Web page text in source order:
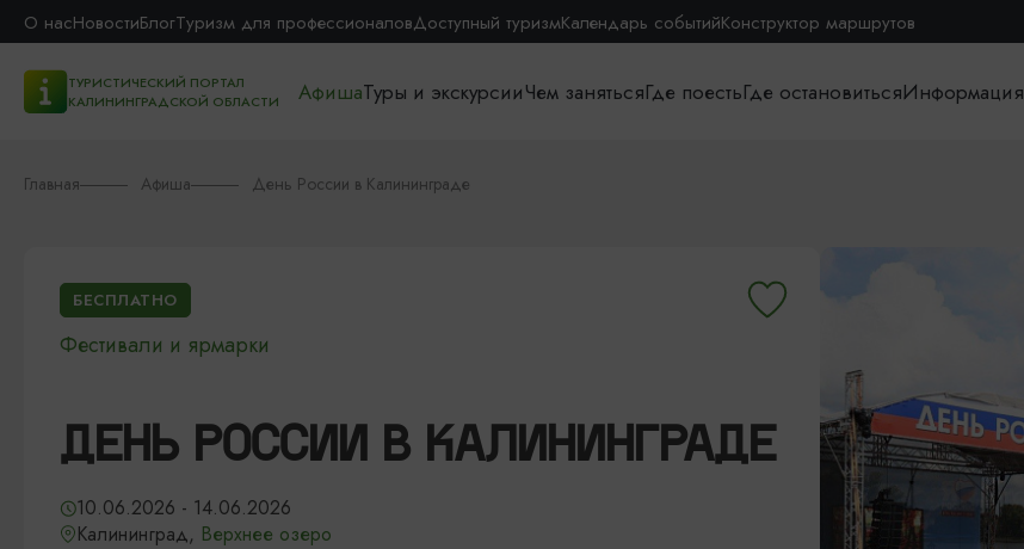
О насНовостиБлогТуризм для профессионаловДоступный туризмКалендарь событийКонструктор маршрутов
ТУРИСТИЧЕСКИЙ ПОРТАЛ
КАЛИНИНГРАДСКОЙ ОБЛАСТИ
АфишаТуры и экскурсииЧем занятьсяГде поестьГде остановитьсяИнформация
Главная Афиша День России в Калининграде
БЕСПЛАТНО
Фестивали и ярмарки
ДЕНЬ РОССИИ В КАЛИНИНГРАДЕ
10.06.2026 - 14.06.2026
Калининград, Верхнее озеро